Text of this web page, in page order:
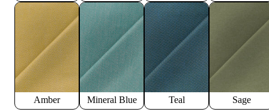
Amber Mineral Blue Teal Sage